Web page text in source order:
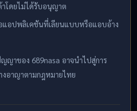
าโดยไม่ได้รับอนุญาต
แอปพลิเคชันที่เลียนแบบหรือแอบอ้าง
ญาของ 689nasa อาจนำไปสู่การ
อาญาตามกฎหมายไทย